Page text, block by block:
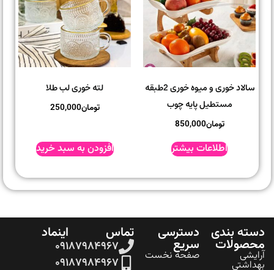
سالاد خوری و میوه خوری 2طبقه
مستطیل پایه چوب
850,000
اطلاعات بیشتر
لته خوری لب طلا
250,000
افزودن به سبد خرید
بندی دسترسی
سریع
صفحه نخست
تماس
۰۹۱۸۷۹۸۴۹۶۷
۰۹۱۸۷۹۸۴۹۶۷
اینماد